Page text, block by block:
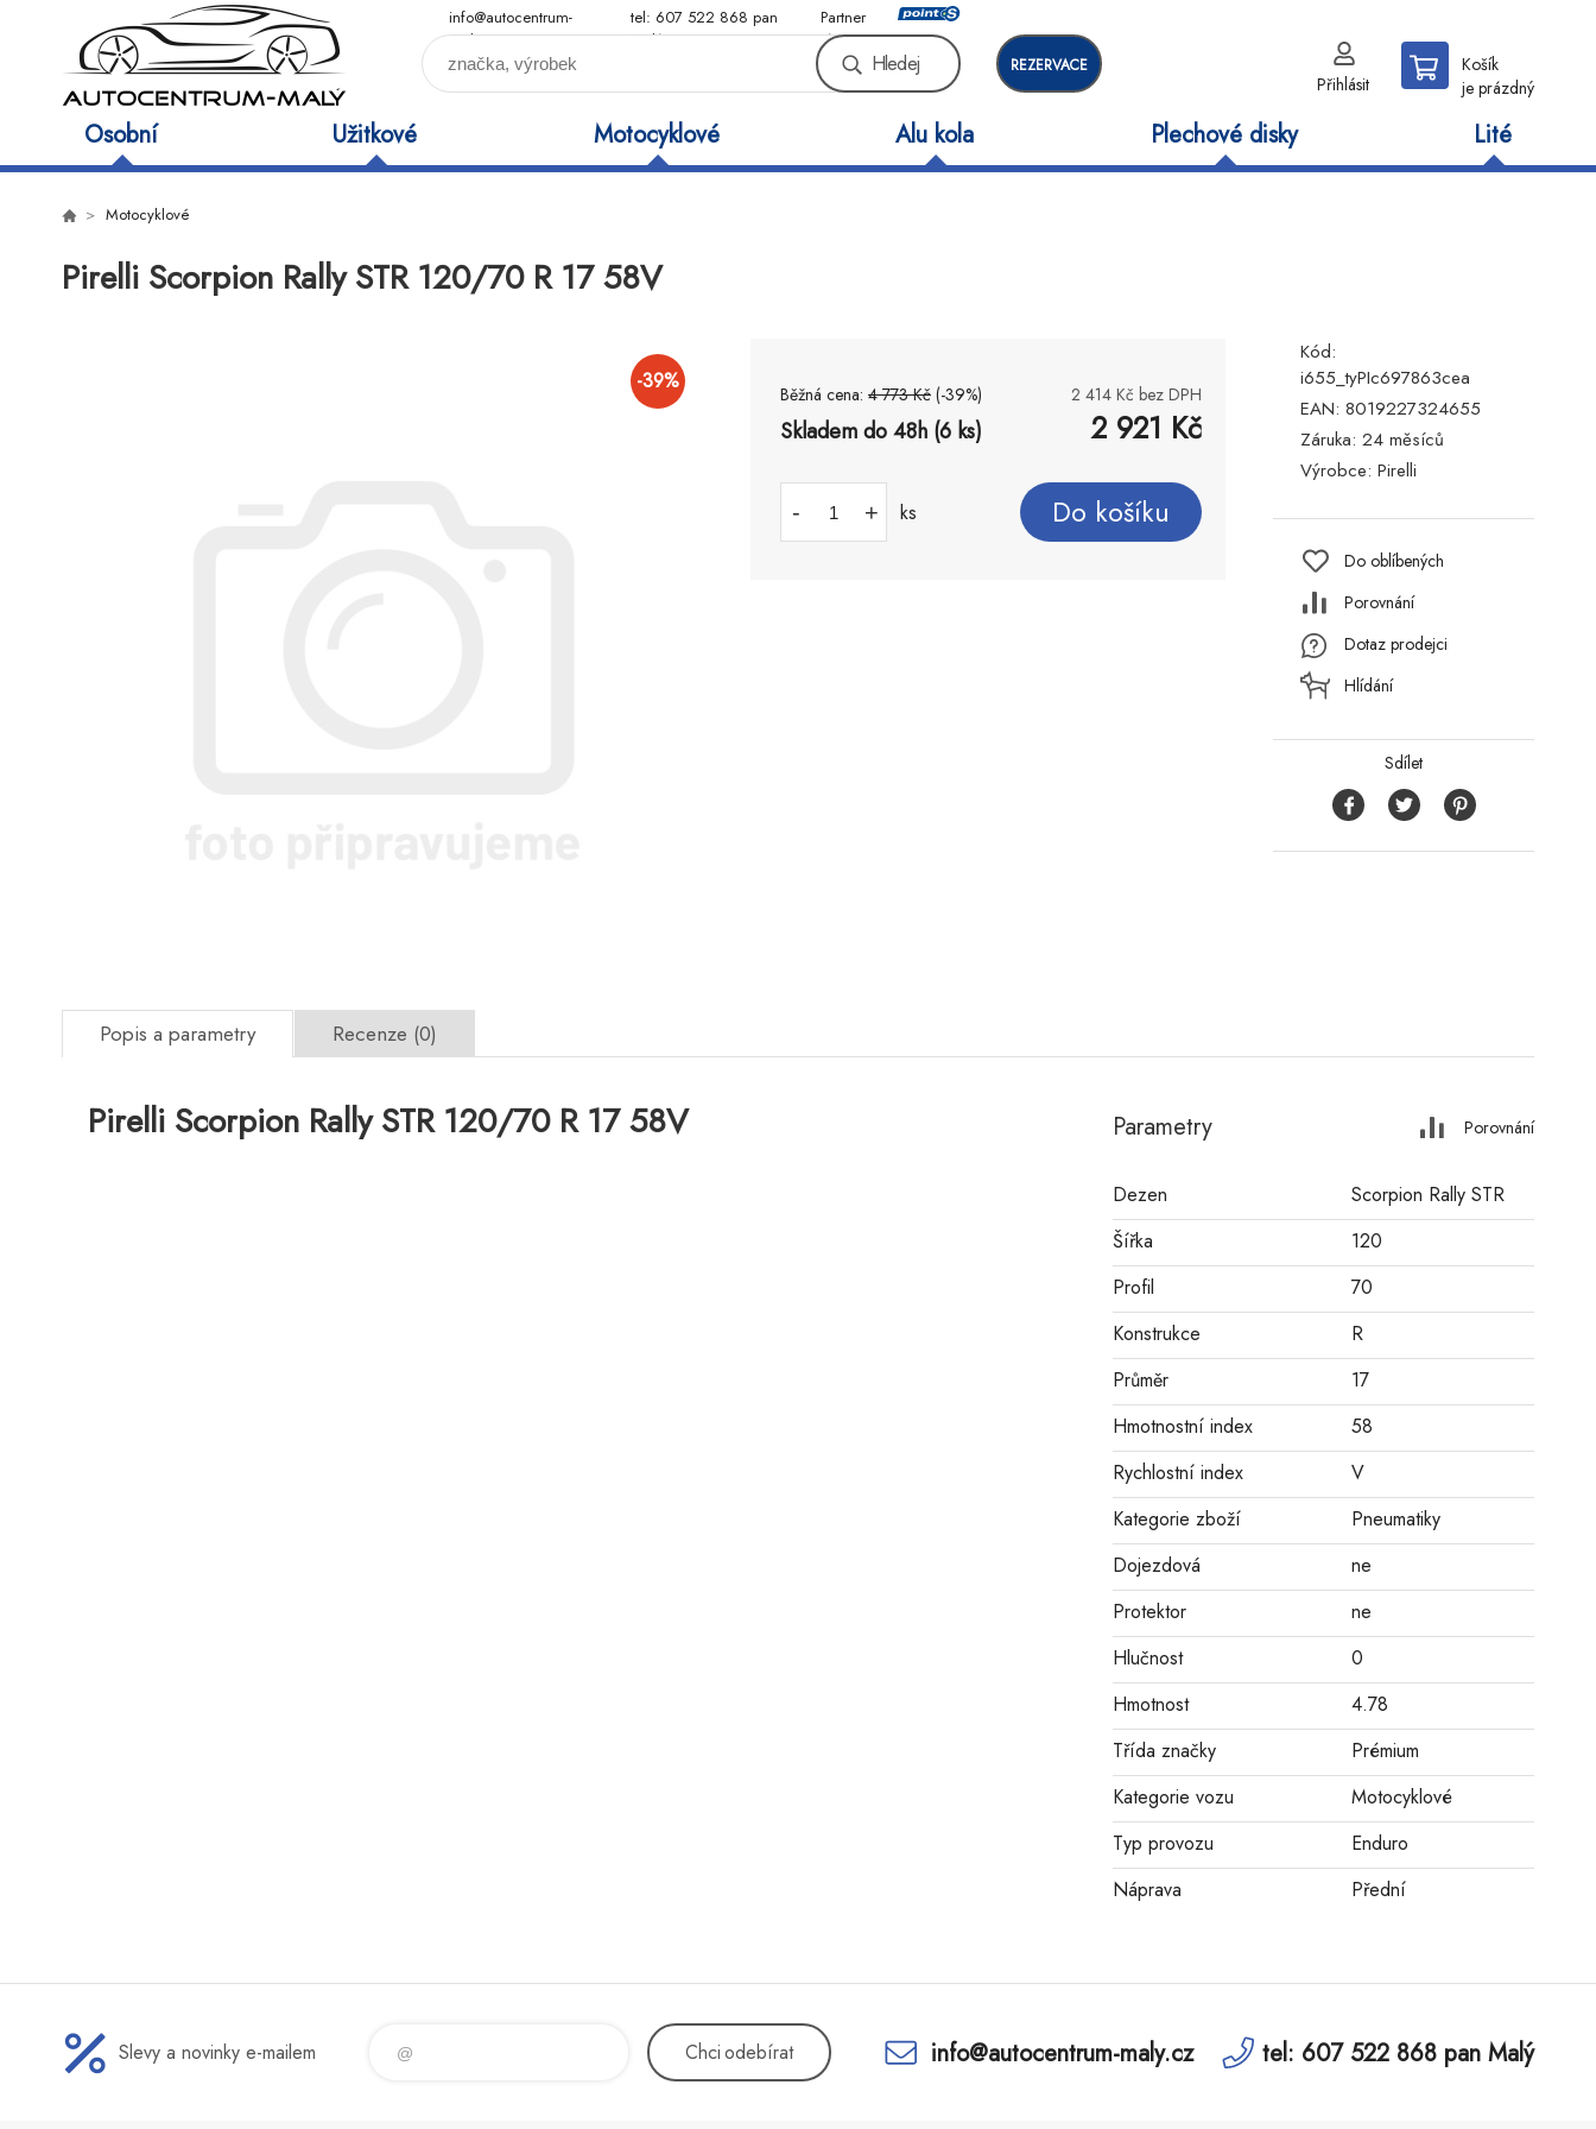
info@autocentrum-
maly.cz
tel: 607 522 868 pan
Malý
Partner
sítě
Hledej REZERVACE
Přihlásit
Košík
je prázdný
Osobní Užitkové Motocyklové Alu kola Plechové disky Lité
Motocyklové
Pirelli Scorpion Rally STR 120/70 R 17 58V
-39% Běžná cena: 4 773 Kč (-39%) 2 414 Kč bez DPH
Skladem do 48h (6 ks) 2 921 Kč
- + ks Do košíku
Kód:
i655_tyPIc697863cea
EAN: 8019227324655
Záruka: 24 měsíců
Výrobce: Pirelli
Do oblíbených
Porovnání
Dotaz prodejci
Hlídání
Sdílet
Popis a parametry Recenze (0)
Pirelli Scorpion Rally STR 120/70 R 17 58V Parametry Porovnání
Dezen
Scorpion Rally STR
Šířka
120
Profil
70
Konstrukce
R
Průměr
17
Hmotnostní index
58
Rychlostní index
V
Kategorie zboží
Pneumatiky
Dojezdová
ne
Protektor
ne
Hlučnost
0
Hmotnost
4.78
Třída značky
Prémium
Kategorie vozu
Motocyklové
Typ provozu
Enduro
Náprava
Přední
Slevy a novinky e-mailem Chciodebírat info@autocentrum-maly.cz tel: 607 522 868 pan Malý